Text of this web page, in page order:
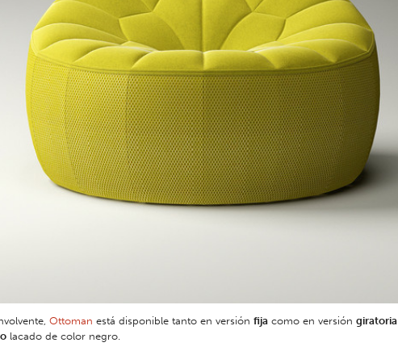
Ottoman está disponible tanto en versión fija como en versión giratoria
lacado de color negro.